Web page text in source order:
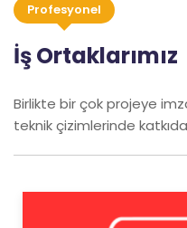
Profesyonel
İş Ortaklarımız
Birlikte bir çok projeye
teknik çizimlerinde